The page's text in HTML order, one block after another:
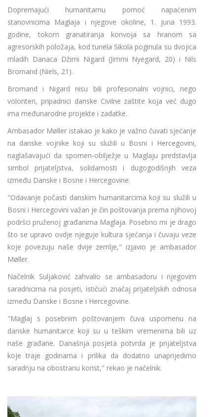
Dopremajući humanitarnu pomoć napaćenim
stanovnicima Maglaja i njegove okoline, 1. juna 1993.
godine, tokom granatiranja konvoja sa hranom sa
agresorskih položaja, kod tunela Sikola poginula su dvojica
mladih Danaca Džimi Nigard (Jimmi Nyegard, 20) i Nils
Bromand (Niels, 21).
Bromand i Nigard nisu bili profesionalni vojnici, nego
volonteri, pripadnici danske Civilne zaštite koja već dugo
ima međunarodne projekte i zadatke.
Ambasador Møller istakao je kako je važno čuvati sjećanje
na danske vojnike koji su služili u Bosni i Hercegovini,
naglašavajući da spomen-obilježje u Maglaju predstavlja
simbol prijateljstva, solidarnosti i dugogodišnjih veza
između Danske i Bosne i Hercegovine.
"Odavanje počasti danskim humanitarcima koji su služili u
Bosni i Hercegovini važan je čin poštovanja prema njihovoj
podršci pruženoj građanima Maglaja. Posebno mi je drago
što se upravo ovdje njeguje kultura sjećanja i čuvaju veze
koje povezuju naše dvije zemlje," izjavio je ambasador
Møller.
Načelnik Suljaković zahvalio se ambasadoru i njegovim
saradnicima na posjeti, ističući značaj prijateljskih odnosa
između Danske i Bosne i Hercegovine.
"Maglaj s posebnim poštovanjem čuva uspomenu na
danske humanitarce koji su u teškim vremenima bili uz
naše građane. Današnja posjeta potvrda je prijateljstva
koje traje godinama i prilika da dodatno unaprijedimo
saradnju na obostranu korist," rekao je načelnik.